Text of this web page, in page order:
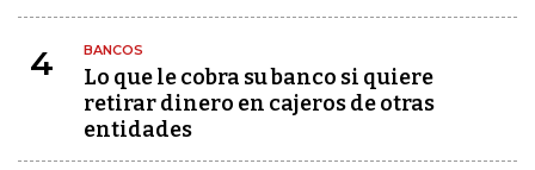
4 BANCOS
Lo que le cobra su banco si quiere
retirar dinero en cajeros de otras
entidades